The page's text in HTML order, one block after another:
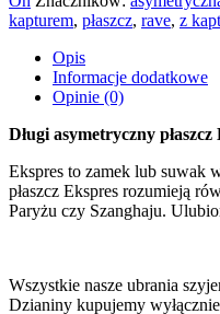
EXPRESS
z
kapturem
khaki
kapturem, płaszcz, rave, z
Opis
Informacje dodatkowe
Opinie (0)
Długi asymetryczny
Ekspres to zamek lub suwak
płaszcz Ekspres rozumieją
Paryżu czy Szanghaju.
Wszystkie nasze ubrania
Dzianiny kupujemy